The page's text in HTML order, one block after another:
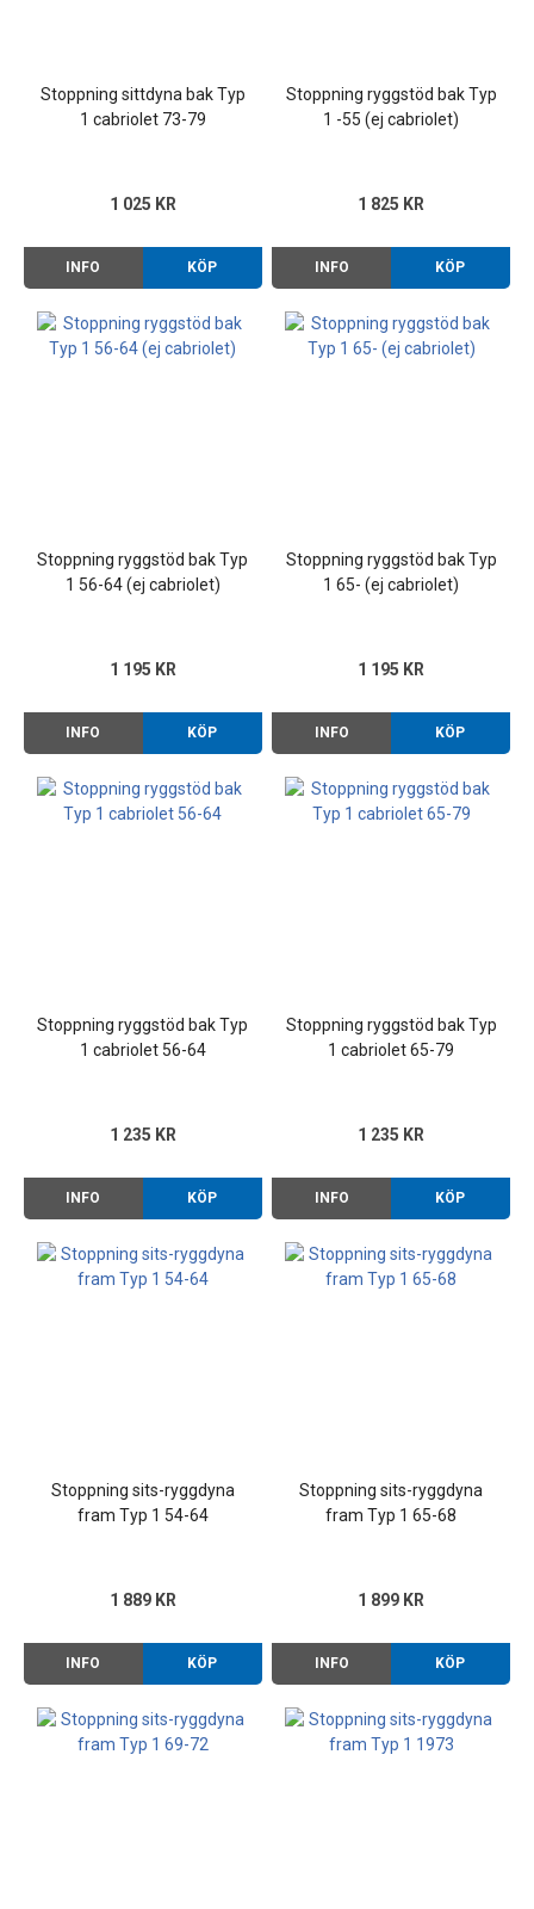
Stoppning sittdyna bak Typ
1 cabriolet 73-79
1 025 KR
INFO KÖP
Stoppning ryggstöd bak Typ
1 -55 (ej cabriolet)
1 825 KR
INFO KÖP
Stoppning ryggstöd bak Typ
1 56-64 (ej cabriolet)
1 195 KR
INFO KÖP
Stoppning ryggstöd bak Typ
1 65- (ej cabriolet)
1 195 KR
INFO KÖP
Stoppning ryggstöd bak Typ
1 cabriolet 56-64
1 235 KR
INFO KÖP
Stoppning ryggstöd bak Typ
1 cabriolet 65-79
1 235 KR
INFO KÖP
Stoppning sits-ryggdyna
fram Typ 1 54-64
1 889 KR
INFO KÖP
Stoppning sits-ryggdyna
fram Typ 1 65-68
1 899 KR
INFO KÖP